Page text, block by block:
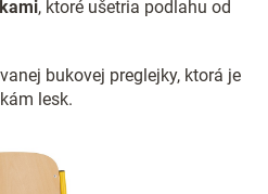
, ktoré ušetria podlahu od
bukovej preglejky, ktorá je
lesk.